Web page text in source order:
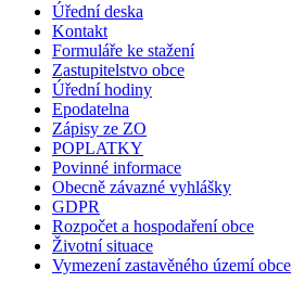
Úřední deska
Kontakt
Formuláře ke stažení
Zastupitelstvo obce
Úřední hodiny
Epodatelna
Zápisy ze ZO
POPLATKY
Povinné informace
Obecně závazné vyhlášky
GDPR
Rozpočet a hospodaření obce
Životní situace
Vymezení zastavěného území obce